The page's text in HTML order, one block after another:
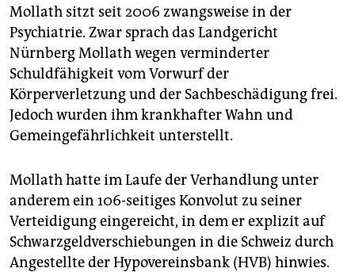
Mollath sitzt seit 2006 zwangsweise in der
Psychiatrie. Zwar sprach das Landgericht
Nürnberg Mollath wegen verminderter
Schuldfähigkeit vom Vorwurf der
Körperverletzung und der Sachbeschädigung frei.
Jedoch wurden ihm krankhafter Wahn und
Gemeingefährlichkeit unterstellt.
Mollath hatte im Laufe der Verhandlung unter
anderem ein 106-seitiges Konvolut zu seiner
Verteidigung eingereicht, in dem er explizit auf
Schwarzgeldverschiebungen in die Schweiz durch
Angestellte der Hypovereinsbank (HVB) hinwies.